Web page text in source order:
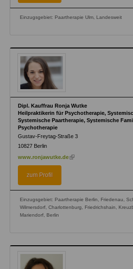
Einzugsgebiet: Paartherapie Ulm, Landesweit
Dipl. Kauffrau Ronja Wutke
Heilpraktikerin für Psychotherapie,
Systemische Paartherapie, Systemische
Psychotherapie
Gustav-Freytag-Straße 3
10827 Berlin
www.ronjawutke.de (link
zum Profil
Einzugsgebiet: Paartherapie Berlin, Friedenau,
Wilmersdorf, Charlottenburg, Friedrichshain,
Mariendorf, Berlin